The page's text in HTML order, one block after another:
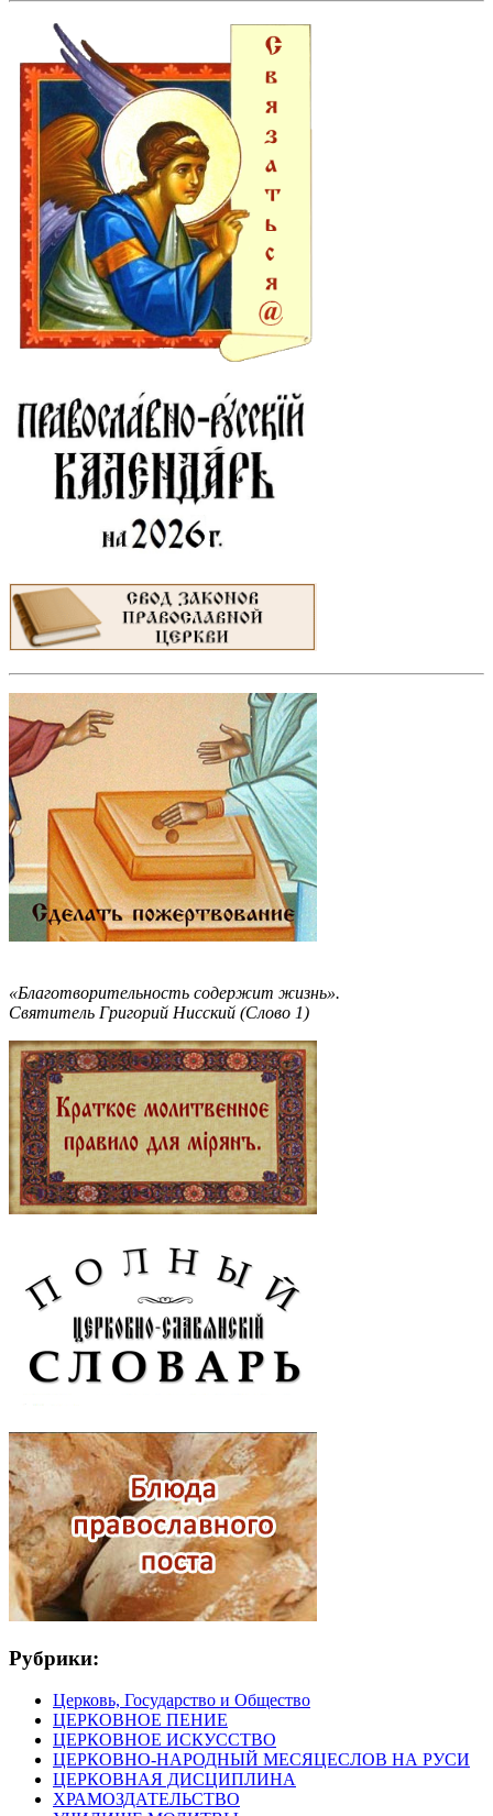
«Благотворительность содержит жизнь».
Святитель Григорий Нисский (Слово 1)
Рубрики:
Церковь, Государство и Общество
ЦЕРКОВНОЕ ПЕНИЕ
ЦЕРКОВНОЕ ИСКУССТВО
ЦЕРКОВНО-НАРОДНЫЙ МЕСЯЦЕСЛОВ НА РУСИ
ЦЕРКОВНАЯ ДИСЦИПЛИНА
ХРАМОЗДАТЕЛЬСТВО